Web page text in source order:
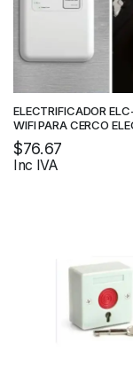
ELECTRIFICADOR
WIFI PARA CERCO
7000M
$76.67
Inc IVA